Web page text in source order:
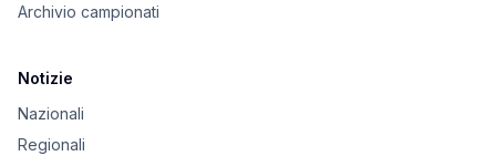
Archivio campionati
Notizie
Nazionali
Regionali